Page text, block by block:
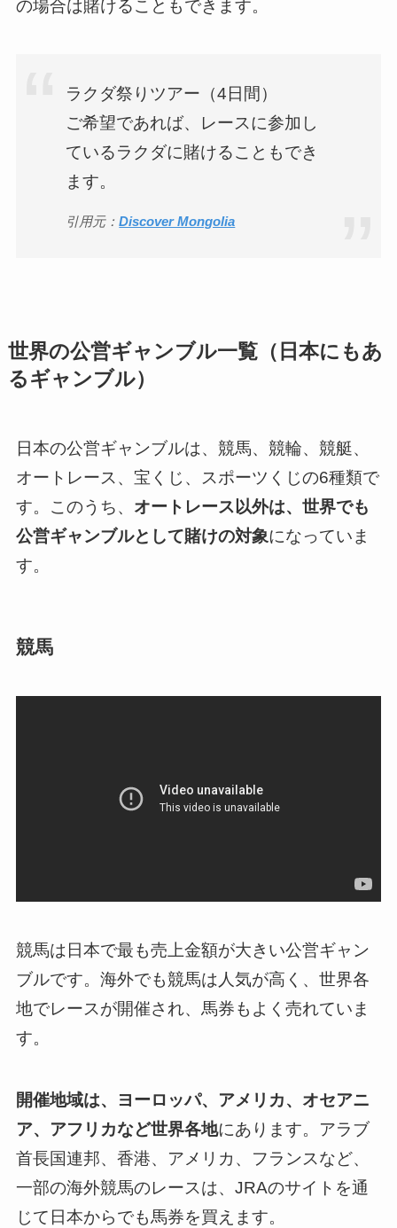
の場合は賭けることもできます。
ラクダ祭りツアー（4日間）
ご希望であれば、レースに参加し
ているラクダに賭けることもでき
ます。
引用元：Discover Mongolia
世界の公営ギャンブル一覧（日本にもあ
るギャンブル）
日本の公営ギャンブルは、競馬、競輪、競艇、
オートレース、宝くじ、スポーツくじの6種類で
す。このうち、 オートレース以外は、世界でも
公営ギャンブルとして賭けの対象になっていま
す。
競馬
競馬は日本で最も売上金額が大きい公営ギャン
ブルです。海外でも競馬は人気が高く、世界各
地でレースが開催され、馬券もよく売れていま
す。
開催地域は、ヨーロッパ、アメリカ、オセアニ
ア、アフリカなど世界各地にあります。アラブ
首長国連邦、香港、アメリカ、フランスなど、
一部の海外競馬のレースは、JRAのサイトを通
じて日本からでも馬券を買えます。